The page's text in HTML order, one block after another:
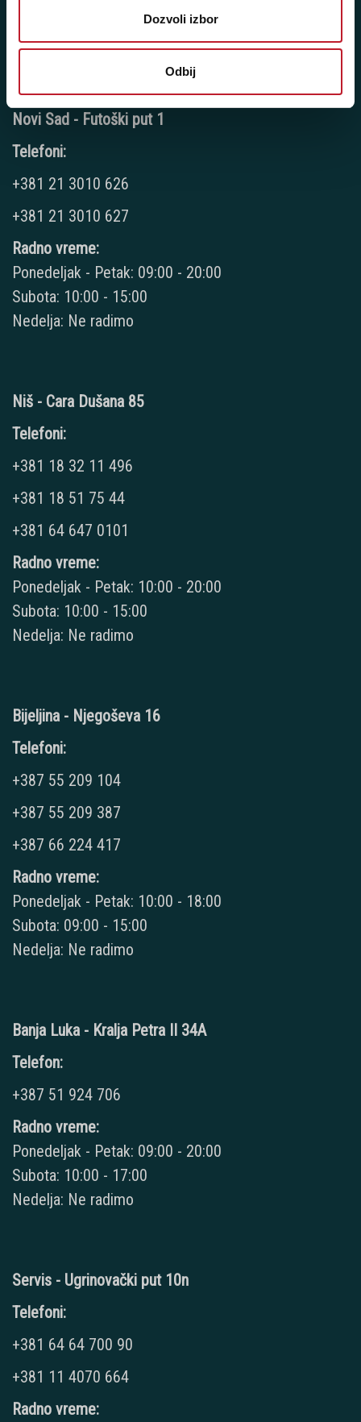
Dozvoli izbor
Odbij
Subota: 10:00 - 17:00
Nedelja: Ne radimo
Novi Sad - Futoški put 1
Telefoni:
+381 21 3010 626
+381 21 3010 627
Radno vreme:
Ponedeljak - Petak: 09:00 - 20:00
Subota: 10:00 - 15:00
Nedelja: Ne radimo
Niš - Cara Dušana 85
Telefoni:
+381 18 32 11 496
+381 18 51 75 44
+381 64 647 0101
Radno vreme:
Ponedeljak - Petak: 10:00 - 20:00
Subota: 10:00 - 15:00
Nedelja: Ne radimo
Bijeljina - Njegoševa 16
Telefoni:
+387 55 209 104
+387 55 209 387
+387 66 224 417
Radno vreme:
Ponedeljak - Petak: 10:00 - 18:00
Subota: 09:00 - 15:00
Nedelja: Ne radimo
Banja Luka - Kralja Petra II 34A
Telefon:
+387 51 924 706
Radno vreme:
Ponedeljak - Petak: 09:00 - 20:00
Subota: 10:00 - 17:00
Nedelja: Ne radimo
Servis - Ugrinovački put 10n
Telefoni:
+381 64 64 700 90
+381 11 4070 664
Radno vreme: